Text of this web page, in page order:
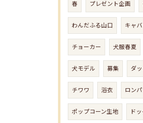
春 プレゼント企画
わんだふる山口 キャ
チョーカー 犬服春夏
犬モデル 募集 ダ
チワワ 浴衣 ロン
ポップコーン生地 ド